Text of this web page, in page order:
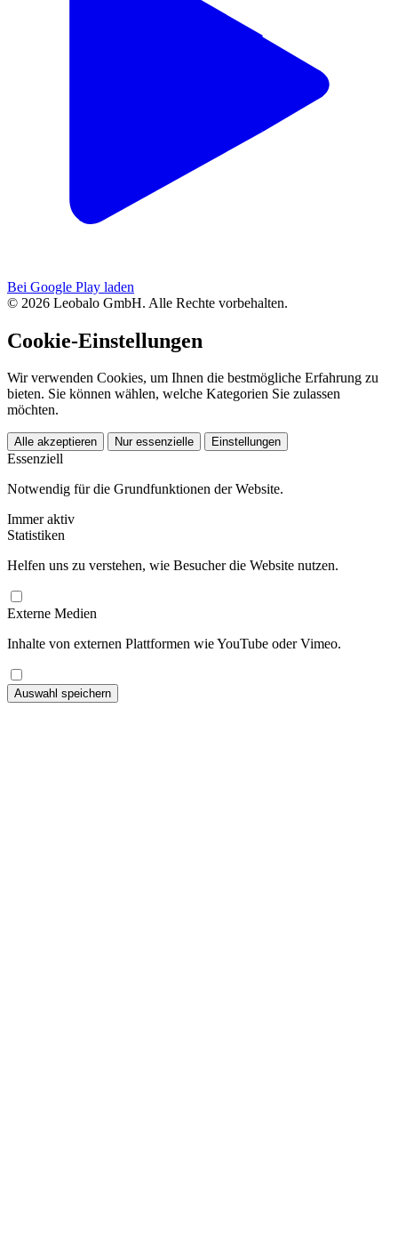
Bei Google Play laden
© 2026 Leobalo GmbH. Alle Rechte vorbehalten.
Cookie-Einstellungen
Wir verwenden Cookies, um Ihnen die bestmögliche Erfahrung zu
bieten. Sie können wählen, welche Kategorien Sie zulassen
möchten.
Alle akzeptieren Nur essenzielle Einstellungen
Essenziell
Notwendig für die Grundfunktionen der Website.
Immer aktiv
Statistiken
Helfen uns zu verstehen, wie Besucher die Website nutzen.
Externe Medien
Inhalte von externen Plattformen wie YouTube oder Vimeo.
Auswahl speichern